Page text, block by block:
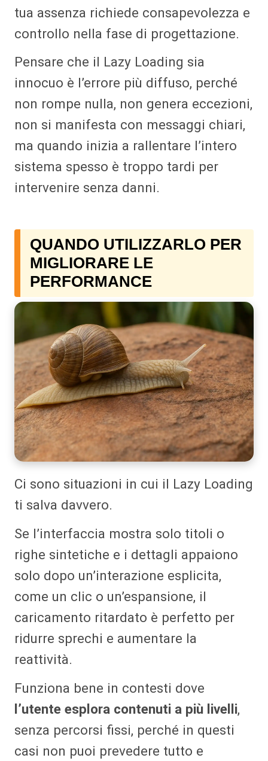
tua assenza richiede consapevolezza e
controllo nella fase di progettazione.
Pensare che il Lazy Loading sia
innocuo è l’errore più diffuso, perché
non rompe nulla, non genera eccezioni,
non si manifesta con messaggi chiari,
ma quando inizia a rallentare l’intero
sistema spesso è troppo tardi per
intervenire senza danni.
QUANDO UTILIZZARLO PER
MIGLIORARE LE
PERFORMANCE
Ci sono situazioni in cui il Lazy Loading
ti salva davvero.
Se l’interfaccia mostra solo titoli o
righe sintetiche e i dettagli appaiono
solo dopo un’interazione esplicita,
come un clic o un’espansione, il
caricamento ritardato è perfetto per
ridurre sprechi e aumentare la
reattività.
Funziona bene in contesti dove
l’utente esplora contenuti a più livelli,
senza percorsi fissi, perché in questi
casi non puoi prevedere tutto e